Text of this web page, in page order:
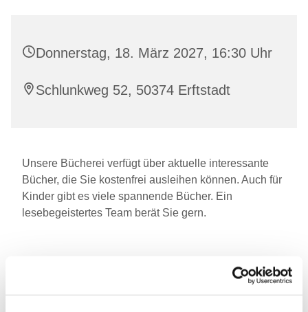
Donnerstag, 18. März 2027, 16:30 Uhr
Schlunkweg 52, 50374 Erftstadt
Unsere Bücherei verfügt über aktuelle interessante
Bücher, die Sie kostenfrei ausleihen können. Auch für
Kinder gibt es viele spannende Bücher. Ein
lesebegeistertes Team berät Sie gern.